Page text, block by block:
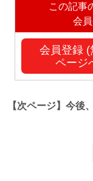
この記事
会
会員登録 (
ページ
【次ページ】 今後